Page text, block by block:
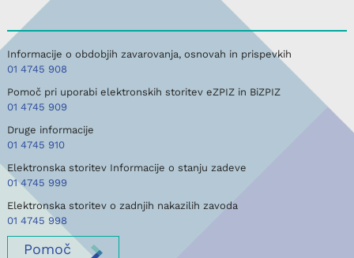
Informacije o obdobjih zavarovanja, osnovah in prispevkih
01 4745 908
Pomoč pri uporabi elektronskih storitev eZPIZ in BiZPIZ
01 4745 909
Druge informacije
01 4745 910
Elektronska storitev Informacije o stanju zadeve
01 4745 999
Elektronska storitev o zadnjih nakazilih zavoda
01 4745 998
Pomoč